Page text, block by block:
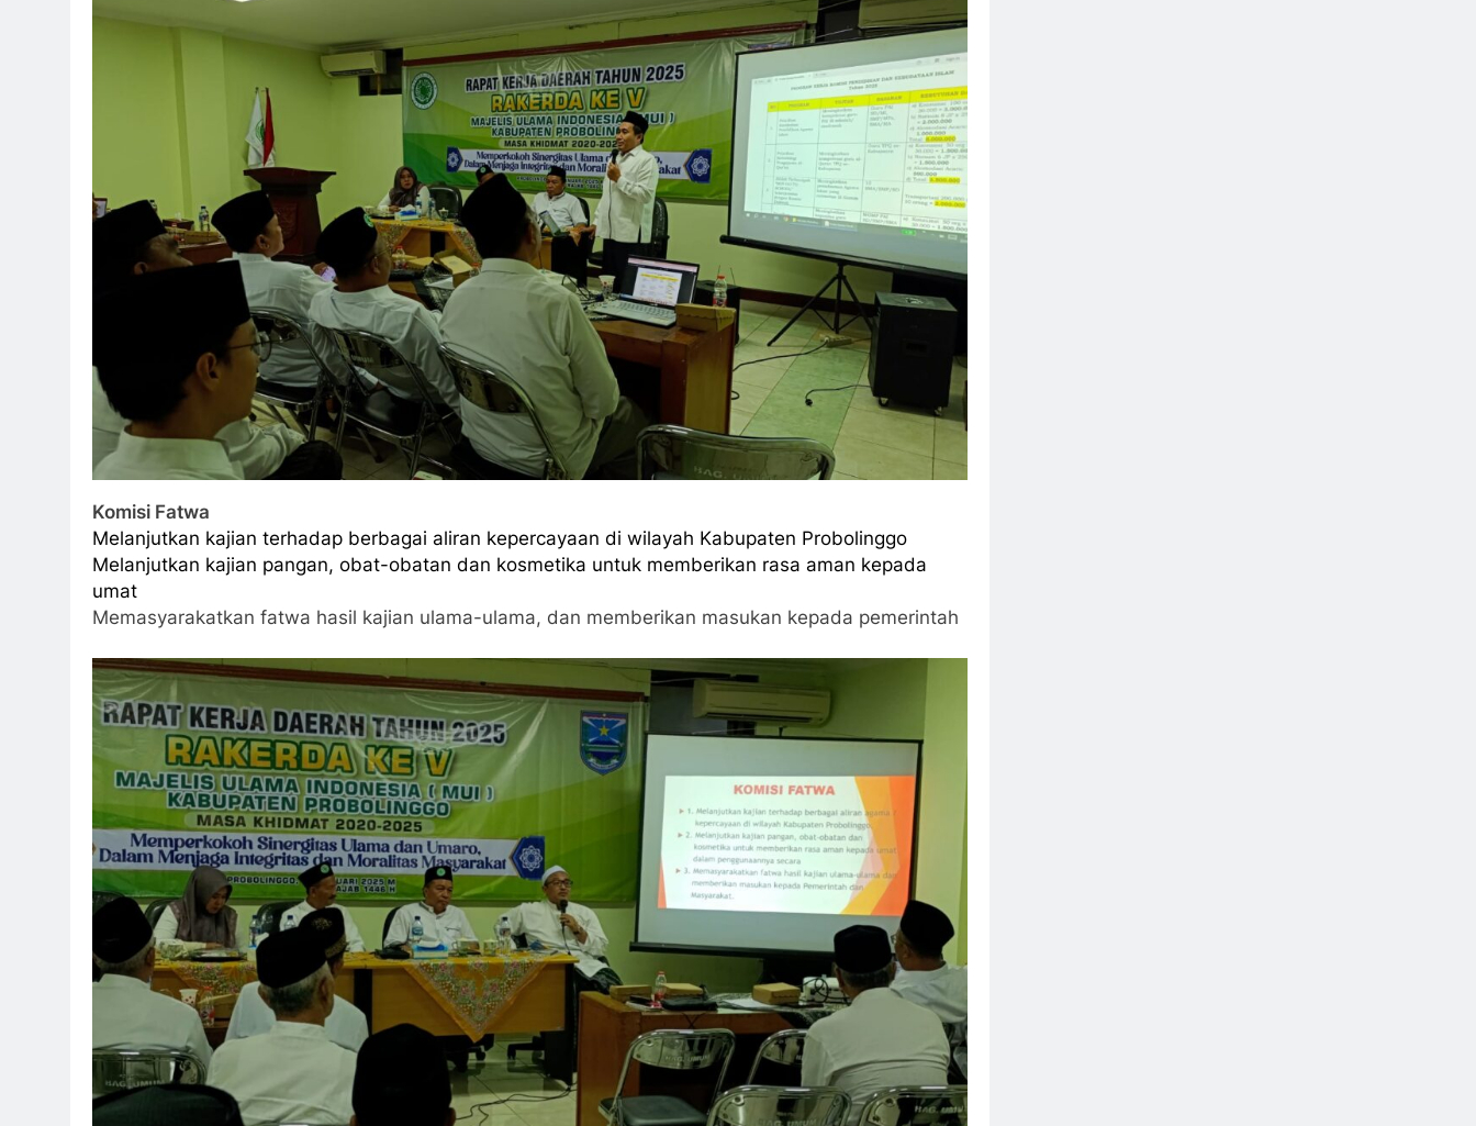
Komisi Fatwa
Melanjutkan kajian terhadap berbagai aliran kepercayaan di wilayah Kabupaten Probolinggo
Melanjutkan kajian pangan, obat-obatan dan kosmetika untuk memberikan rasa aman kepada
umat
Memasyarakatkan fatwa hasil kajian ulama-ulama, dan memberikan masukan kepada pemerintah